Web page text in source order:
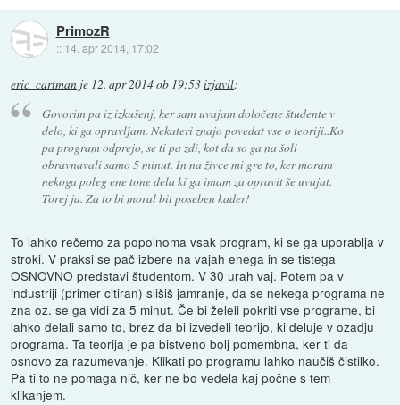
PrimozR
:: 14. apr 2014, 17:02
eric_cartman je 12. apr 2014 ob 19:53izjavil:
Govorim pa iz izkušenj, ker sam uvajam določene študente v
delo, ki ga opravljam. Nekateri znajo povedat vse o teoriji..Ko
pa program odprejo, se ti pa zdi, kot da so ga na šoli
obravnavali samo 5 minut. In na živce mi gre to, ker moram
nekoga poleg ene tone dela ki ga imam za opravit še uvajat.
Torej ja. Za to bi moral bit poseben kader!
To lahko rečemo za popolnoma vsak program, ki se ga uporablja v
stroki. V praksi se pač izbere na vajah enega in se tistega
OSNOVNO predstavi študentom. V 30 urah vaj. Potem pa v
industriji (primer citiran) slišiš jamranje, da se nekega programa ne
zna oz. se ga vidi za 5 minut. Če bi želeli pokriti vse programe, bi
lahko delali samo to, brez da bi izvedeli teorijo, ki deluje v ozadju
programa. Ta teorija je pa bistveno bolj pomembna, ker ti da
osnovo za razumevanje. Klikati po programu lahko naučiš čistilko.
Pa ti to ne pomaga nič, ker ne bo vedela kaj počne s tem
klikanjem.